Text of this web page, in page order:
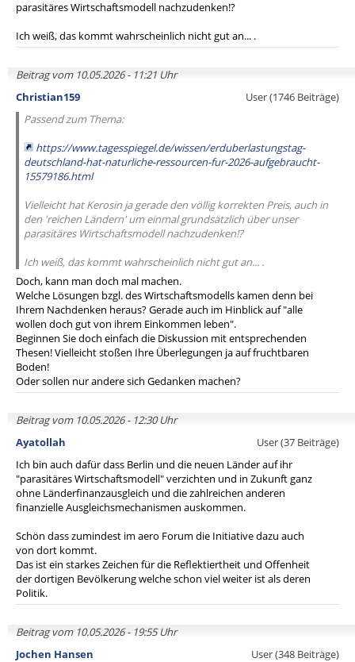
parasitäres Wirtschaftsmodell nachzudenken!?
Ich weiß, das kommt wahrscheinlich nicht gut an... .
Beitrag vom 10.05.2026 - 11:21 Uhr
Christian159
User (1746 Beiträge)
Passend zum Thema:
https://www.tagesspiegel.de/wissen/erduberlastungstag-
deutschland-hat-naturliche-ressourcen-fur-2026-aufgebraucht-
15579186.html
Vielleicht hat Kerosin ja gerade den völlig korrekten Preis, auch in
den 'reichen Ländern' um einmal grundsätzlich über unser
parasitäres Wirtschaftsmodell nachzudenken!?
Ich weiß, das kommt wahrscheinlich nicht gut an... .
Doch, kann man doch mal machen.
Welche Lösungen bzgl. des Wirtschaftsmodells kamen denn bei
Ihrem Nachdenken heraus? Gerade auch im Hinblick auf "alle
wollen doch gut von ihrem Einkommen leben".
Beginnen Sie doch einfach die Diskussion mit entsprechenden
Thesen! Vielleicht stoßen Ihre Überlegungen ja auf fruchtbaren
Boden!
Oder sollen nur andere sich Gedanken machen?
Beitrag vom 10.05.2026 - 12:30 Uhr
Ayatollah
User (37 Beiträge)
Ich bin auch dafür dass Berlin und die neuen Länder auf ihr
"parasitäres Wirtschaftsmodell" verzichten und in Zukunft ganz
ohne Länderfinanzausgleich und die zahlreichen anderen
finanzielle Ausgleichsmechanismen auskommen.
Schön dass zumindest im aero Forum die Initiative dazu auch
von dort kommt.
Das ist ein starkes Zeichen für die Reflektiertheit und Offenheit
der dortigen Bevölkerung welche schon viel weiter ist als deren
Politik.
Beitrag vom 10.05.2026 - 19:55 Uhr
Jochen Hansen
User (348 Beiträge)